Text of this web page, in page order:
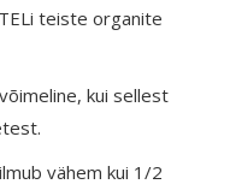
teiste organite
kui sellest
vähem kui 1/2